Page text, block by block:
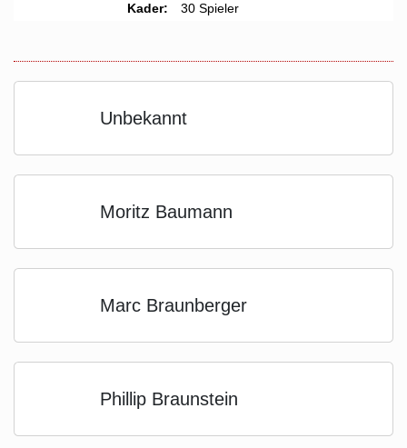
Kader:
30 Spieler
Unbekannt
Moritz Baumann
Marc Braunberger
Phillip Braunstein